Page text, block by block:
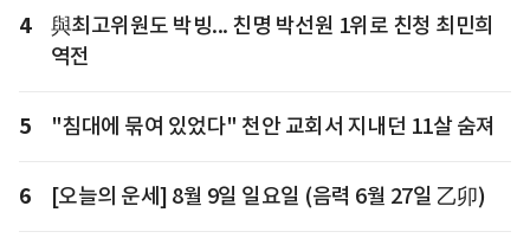
4
與최고위원도 박빙... 친명 박선원 1위로 친청 최민희
역전
5 "침대에 묶여 있었다" 천안 교회서 지내던 11살 숨져
6 [오늘의 운세] 8월 9일 일요일 (음력 6월 27일 乙卯)